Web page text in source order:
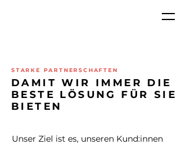
STARKE PARTNERSCHAFTEN
DAMIT WIR IMMER DIE
BESTE LÖSUNG FÜR SIE
BIETEN
Unser Ziel ist es, unseren Kund:innen